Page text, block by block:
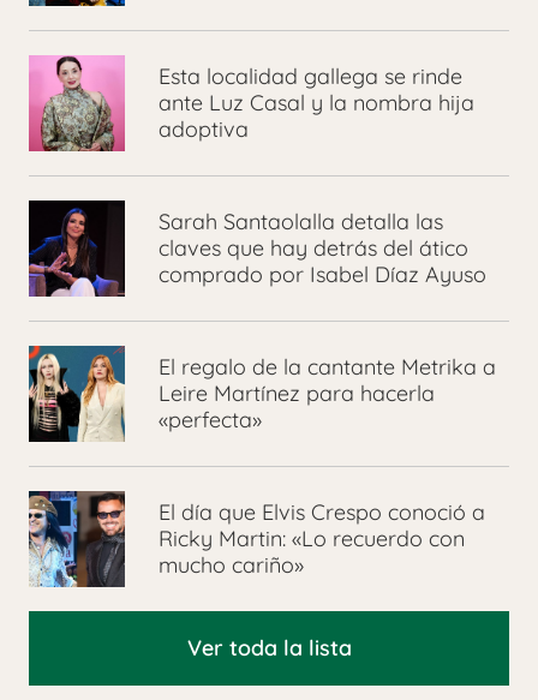
Esta localidad gallega se rinde
ante Luz Casal y la nombra hija
adoptiva
Sarah Santaolalla detalla las
claves que hay detrás del ático
comprado por Isabel Díaz Ayuso
El regalo de la cantante Metrika a
Leire Martínez para hacerla
«perfecta»
El día que Elvis Crespo conoció a
Ricky Martin: «Lo recuerdo con
mucho cariño»
Ver toda la lista